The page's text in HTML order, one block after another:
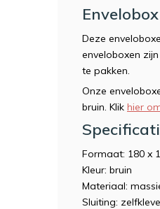
Deze
enveloboxen
te pakken.
Onze
bruin. Klik hier
Formaat: 180 x
Kleur: bruin
Materiaal:
Sluiting: